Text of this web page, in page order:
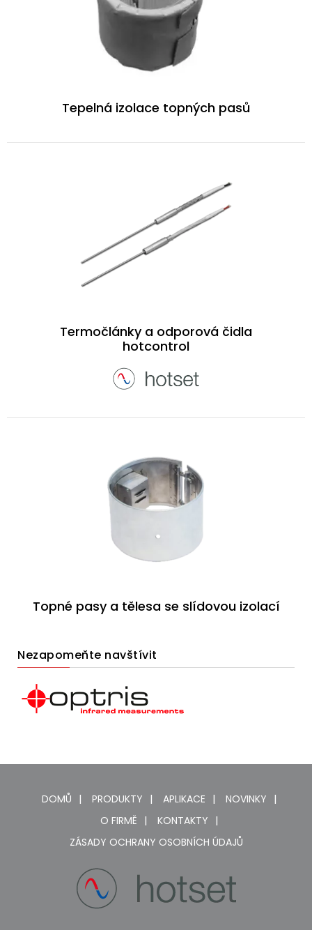
Tepelná izolace topných pasů
Termočlánky a odporová čidla
hotcontrol
Topné pasy a tělesa se slídovou izolací
Nezapomeňte navštívit
DOMŮ PRODUKTY APLIKACE
NOVINKY
O FIRMĚ
KONTAKTY
ZÁSADY OCHRANY OSOBNÍCH ÚDAJŮ